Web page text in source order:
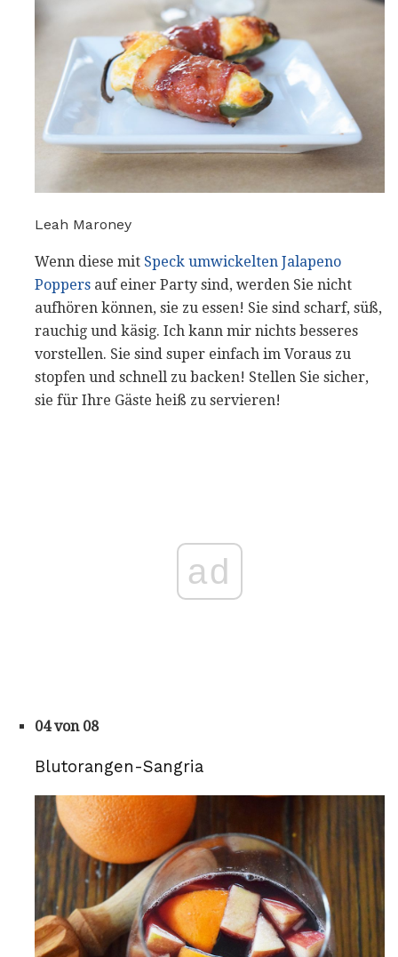
Leah Maroney
Wenn diese mit Speck umwickelten Jalapeno
Poppers auf einer Party sind, werden Sie nicht
aufhören können, sie zu essen! Sie sind scharf, süß,
rauchig und käsig. Ich kann mir nichts besseres
vorstellen. Sie sind super einfach im Voraus zu
stopfen und schnell zu backen! Stellen Sie sicher,
sie für Ihre Gäste heiß zu servieren!
ad
04 von 08
Blutorangen-Sangria